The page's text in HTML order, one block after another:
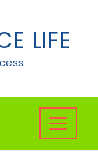
LIFE